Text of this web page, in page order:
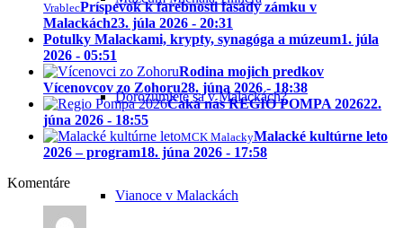
Dorozumiete sa v Malackách?
Vianoce v Malackách
VrablecPríspevok k farebnosti fasády zámku v
Malackách23. júla 2026 - 20:31
Potulky Malackami, krypty, synagóga a múzeum1. júla
2026 - 05:51
Rodina mojich predkov
Vícenovcov zo Zohoru28. júna 2026 - 18:38
Čaká nás REGIO POMPA 202622.
júna 2026 - 18:55
MCK MalackyMalacké kultúrne leto
2026 – program18. júna 2026 - 17:58
Komentáre